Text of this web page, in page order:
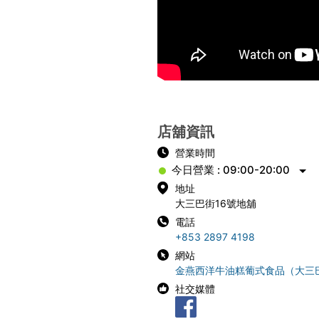
店舖資訊
營業時間
今日營業 : 09:00-20:00
地址
大三巴街16號地舖
電話
+853 2897 4198
網站
金燕西洋牛油糕葡式食品（大三
社交媒體